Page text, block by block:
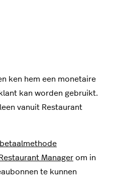
ken hem een monetaire
kan worden gebruikt.
vanuit Restaurant
betaalmethode
Manager om in
te kunnen